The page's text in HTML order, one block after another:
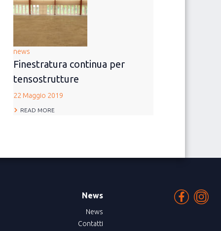
news
Finestratura continua per
tensostrutture
22 Maggio 2019
READ MORE
News
News
Contatti